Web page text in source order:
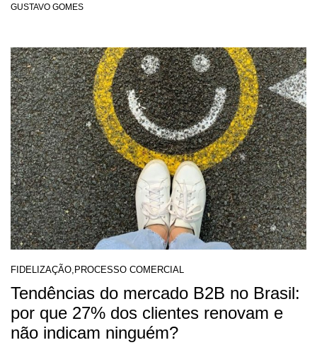
GUSTAVO GOMES
FIDELIZAÇÃO, PROCESSO COMERCIAL
Tendências do mercado B2B no Brasil:
por que 27% dos clientes renovam e
não indicam ninguém?